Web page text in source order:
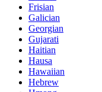
Frisian
Galician
Georgian
Gujarati
Haitian
Hausa
Hawaiian
Hebrew